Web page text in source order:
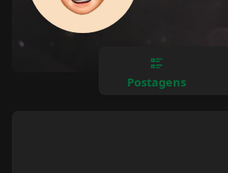
Postagens